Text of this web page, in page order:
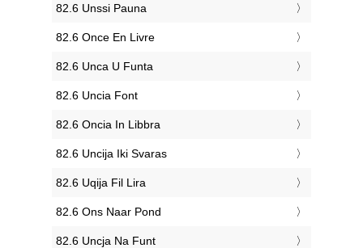
‎82.6 Unssi Pauna
‎82.6 Once En Livre
‎82.6 Unca U Funta
‎82.6 Uncia Font
‎82.6 Oncia In Libbra
‎82.6 Uncija Iki Svaras
‎82.6 Uqija Fil Lira
‎82.6 Ons Naar Pond
‎82.6 Uncja Na Funt